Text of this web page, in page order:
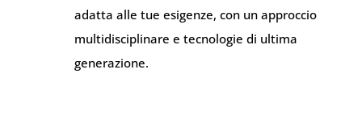
adatta alle tue esigenze, con un approccio
multidisciplinare e tecnologie di ultima
generazione.